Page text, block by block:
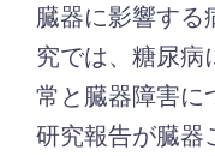
臓器に影響する
究では、糖尿病
常と臓器障害に
研究報告が臓器